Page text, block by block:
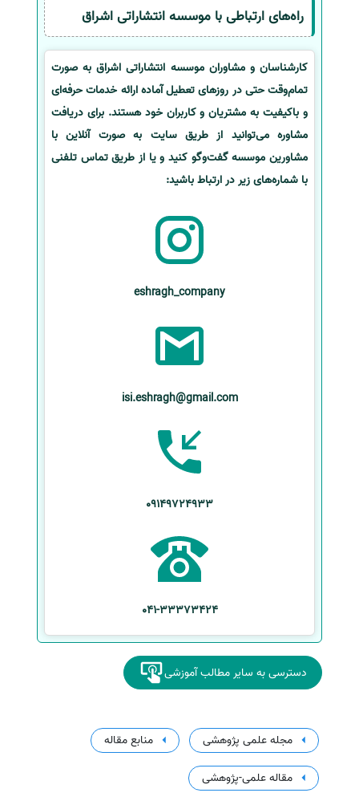
راه‌های ارتباطی با موسسه انتشاراتی اشراق
کارشناسان و مشاوران موسسه انتشاراتی اشراق به صورت
تمام‌وقت حتی در روزهای تعطیل آماده ارائه خدمات حرفه‌ای
و باکیفیت به مشتریان و کاربران خود هستند. برای دریافت
مشاوره می‌توانید از طریق سایت به صورت آنلاین با
مشاورین موسسه گفت‌وگو کنید و یا از طریق تماس تلفنی
با شماره‌های زیر در ارتباط باشید:
eshragh_company
isi.eshragh@gmail.com
09149724933
041-33373424
دسترسی به سایر مطالب آموزشی
مجله علمی پژوهشی منابع مقاله
مقاله علمی-پژوهشی